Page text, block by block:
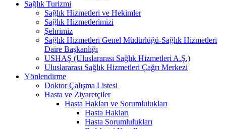
Sağlık Turizmi
Sağlık Hizmetleri ve Hekimler
Sağlık Hizmetlerimizi
Şehrimiz
Sağlık Hizmetleri Genel Müdürlüğü-Sağlık Hizmetleri
Daire Başkanlığı
USHAŞ (Uluslararası Sağlık Hizmetleri A.Ş.)
Uluslararası Sağlık Hizmetleri Çağrı Merkezi
Yönlendirme
Doktor Çalışma Listesi
Hasta ve Ziyaretçiler
Hasta Hakları ve Sorumlulukları
Hasta Hakları
Hasta Sorumlulukları